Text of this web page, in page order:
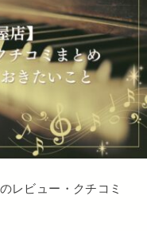
レビュー・クチコミ